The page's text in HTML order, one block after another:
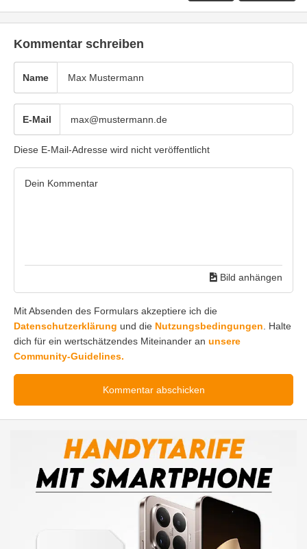
Kommentar schreiben
Name
E-Mail
Diese E-Mail-Adresse wird nicht veröffentlicht
Bild anhängen
Mit Absenden des Formulars akzeptiere ich die
Datenschutzerklärung und die Nutzungsbedingungen . Halte
dich für ein wertschätzendes Miteinander an unsere
Community-Guidelines.